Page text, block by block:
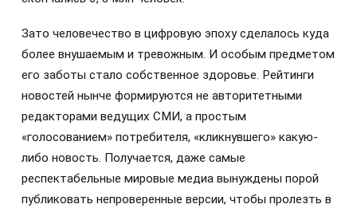
Зато человечество в цифровую эпоху сделалось куда
более внушаемым и тревожным. И особым предметом
его заботы стало собственное здоровье. Рейтинги
новостей нынче формируются не авторитетными
редакторами ведущих СМИ, а простым
«голосованием» потребителя, «кликнувшего» какую-
либо новость. Получается, даже самые
респектабельные мировые медиа вынуждены порой
публиковать непроверенные версии, чтобы пролезть в